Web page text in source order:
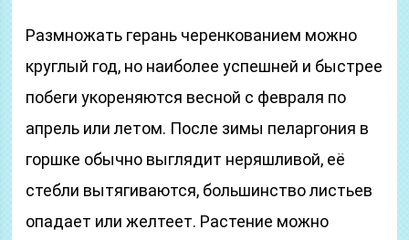
Размножать герань черенкованием можно
круглый год, но наиболее успешней и быстрее
побеги укореняются весной с февраля по
апрель или летом. После зимы пеларгония в
горшке обычно выглядит неряшливой, её
стебли вытягиваются, большинство листьев
опадает или желтеет. Растение можно